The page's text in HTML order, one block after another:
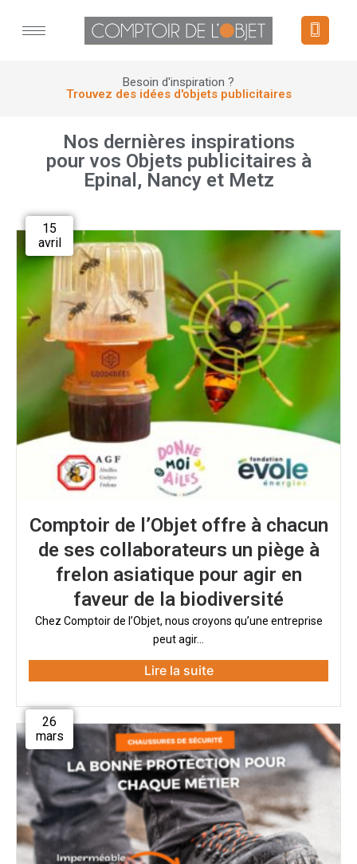
Besoin d'inspiration ?
Trouvez des idées d'objets publicitaires
Nos dernières inspirations
pour vos Objets publicitaires à
Epinal, Nancy et Metz
15
avril
Comptoir de l’Objet offre à chacun
de ses collaborateurs un piège à
frelon asiatique pour agir en
faveur de la biodiversité
Chez Comptoir de l’Objet, nous croyons qu’une entreprise
peut agir...
Lire la suite
26
mars
Panneau de gestion des cookies